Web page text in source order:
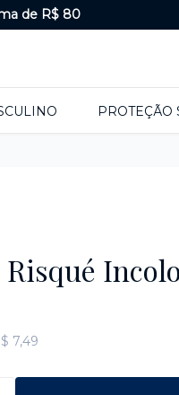
de R$ 80
PROTEÇÃO
7,49